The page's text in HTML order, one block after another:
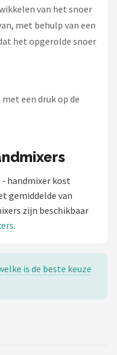
van het snoer
met behulp van een
het opgerolde snoer
een druk op de
- handmixer kost
gemiddelde van
zijn beschikbaar
.
is de beste keuze